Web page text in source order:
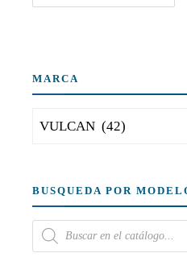
MARCA
BUSQUEDA POR